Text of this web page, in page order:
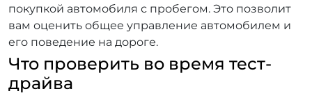
покупкой автомобиля с пробегом. Это позволит
вам оценить общее управление автомобилем и
его поведение на дороге.
Что проверить во время тест-
драйва